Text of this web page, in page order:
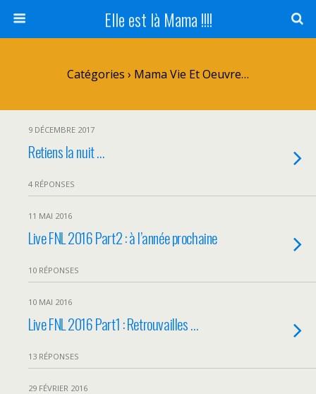
Elle est là Mama !!!!
Catégories › Mama Vie Et Oeuvre…
9 DÉCEMBRE 2017
Retiens la nuit …
4 RÉPONSES
11 MAI 2016
Live FNL 2016 Part2 : à l’année prochaine
10 RÉPONSES
10 MAI 2016
Live FNL 2016 Part1 : Retrouvailles …
13 RÉPONSES
29 FÉVRIER 2016